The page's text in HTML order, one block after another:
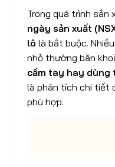
Trong quá trình sản
ngày sản xuất
lô là bắt buộc.
nhỏ thường băn
cầm tay hay dùng
là phân tích chi tiết
phù hợp.